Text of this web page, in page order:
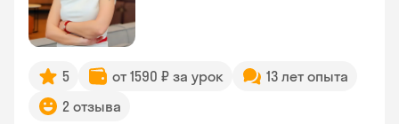
5 от 1590 ₽ за урок
13 лет опыта
2 отзыва